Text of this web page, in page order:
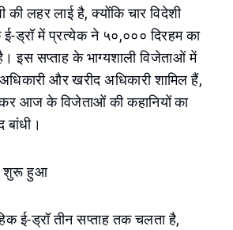
लहर लाई है, क्योंकि चार विदेशी
ई-ड्रॉ में प्रत्येक ने ५०,००० दिरहम का
इस सप्ताह के भाग्यशाली विजेताओं में
अधिकारी और खरीद अधिकारी शामिल हैं,
आज के विजेताओं की कहानियों का
बांधी।
शुरू हुआ
ई-ड्रॉ तीन सप्ताह तक चलता है,